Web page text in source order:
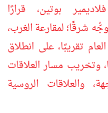
بوتين، قرارًا
شرقًا؛ لمقارعة الغرب،
تقريبًا، على انطلاق
وتخريب مسار العلاقات
والعلاقات الروسية